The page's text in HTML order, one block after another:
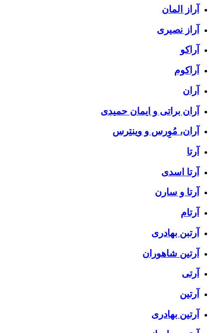
آراز المان
آراز نصیری
آراکو
آراکوم
آران
آران براتی و ایمان حمیدی
آران، مُوِرس و وینتِرس
آرتا
آرتا اسدی
آرتا و سارن
آرتام
آرتبن بهادری
آرتين شاهوران
آرتی
آرتین
آرتین بهادری